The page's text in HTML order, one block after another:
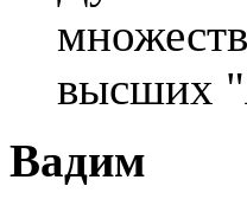
высших
Вадим